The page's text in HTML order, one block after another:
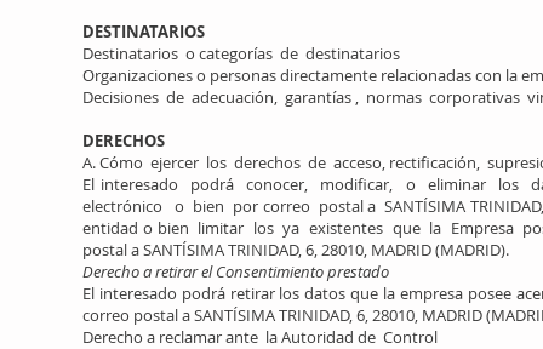
DESTINATARIOS
Destinatarios o categorías de destinatarios
Organizaciones o personas directamente relacionadas con la
Decisiones de adecuación, garantías , normas corporativas
DERECHOS
A. Cómo ejercer los derechos de acceso, rectiﬁcación,
El interesado podrá conocer, modiﬁcar, o eliminar los
electrónico o bien por correo postal a SANTÍSIMA
entidad o bien limitar los ya existentes que la Empresa
postal a SANTÍSIMA TRINIDAD, 6, 28010, MADRID (MADRID).
Derecho a retirar el Consentimiento prestado
El interesado podrá retirar los datos que la empresa posee
correo postal a SANTÍSIMA TRINIDAD, 6, 28010, MADRID
Derecho a reclamar ante la Autoridad de Control